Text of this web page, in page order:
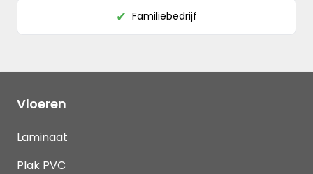
✔ Familiebedrijf
Vloeren
Laminaat
Plak PVC